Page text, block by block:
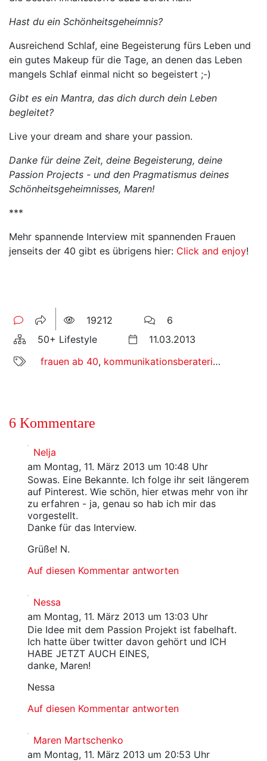
Hast du ein Schönheitsgeheimnis?
Ausreichend Schlaf, eine Begeisterung fürs Leben und
ein gutes Makeup für die Tage, an denen das Leben
mangels Schlaf einmal nicht so begeistert ;-)
Gibt es ein Mantra, das dich durch dein Leben
begleitet?
Live your dream and share your passion.
Danke für deine Zeit, deine Begeisterung, deine
Passion Projects - und den Pragmatismus deines
Schönheitsgeheimnisses, Maren!
***
Mehr spannende Interview mit spannenden Frauen
jenseits der 40 gibt es übrigens hier: Click and enjoy!
19212
6
50+ Lifestyle
11.03.2013
frauen ab 40, kommunikationsberaterin ,
6 Kommentare
Nelja
am Montag, 11. März 2013 um 10:48 Uhr
Sowas. Eine Bekannte. Ich folge ihr seit längerem
auf Pinterest. Wie schön, hier etwas mehr von ihr
zu erfahren - ja, genau so hab ich mir das
vorgestellt.
Danke für das Interview.
Grüße! N.
Auf diesen Kommentar antworten
Nessa
am Montag, 11. März 2013 um 13:03 Uhr
Die Idee mit dem Passion Projekt ist fabelhaft.
Ich hatte über twitter davon gehört und ICH
HABE JETZT AUCH EINES,
danke, Maren!
Nessa
Auf diesen Kommentar antworten
Maren Martschenko
am Montag, 11. März 2013 um 20:53 Uhr